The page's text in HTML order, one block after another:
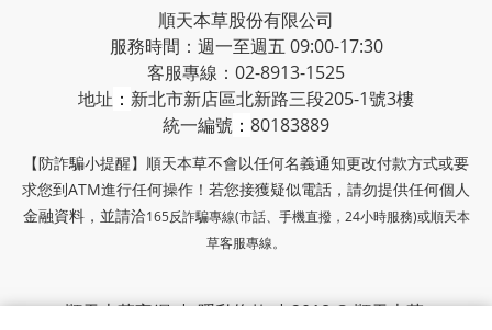
順天本草股份有限公司
服務時間：週一至週五 09:00-17:30
客服專線：02-8913-1525
地址 ： 新北市新店區北新路三段205-1號3樓
統一編號 ： 80183889
【防詐騙小提醒】順天本草不會以任何名義通知更改付款方式或要
求您到ATM進行任何操作！若您接獲疑似電話，請勿提供任何個人
金融資料，並請洽165反詐騙專線(市話、手機直撥，24小時服務)或順天本
草客服專線。
順天本草官網|隱私條款| 2018 © 順天本草